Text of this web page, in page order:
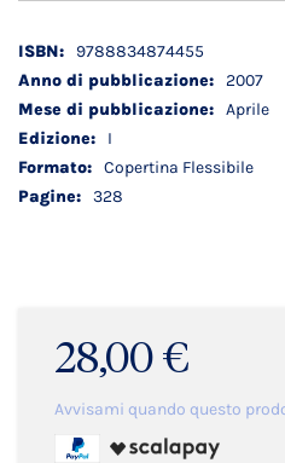
28,00 €
Avvisami quando questo
Dettagli
tecnici
9788834874455
2007
Aprile
I
Copertina Flessibile
328